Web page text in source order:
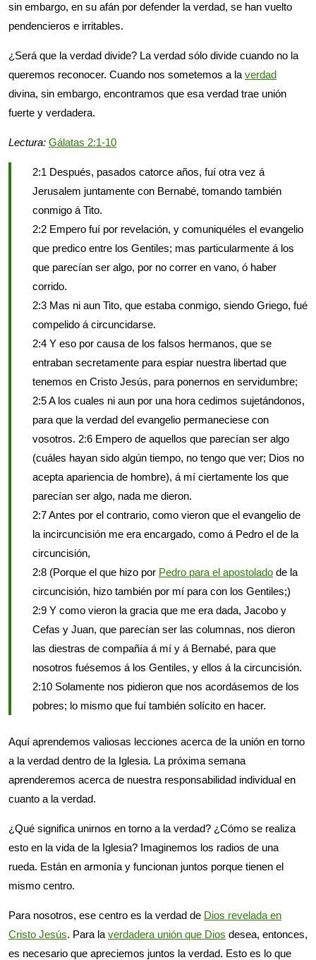
sin embargo, en su afán por defender la verdad, se han vuelto
pendencieros e irritables.
¿Será que la verdad divide? La verdad sólo divide cuando no la
queremos reconocer. Cuando nos sometemos a la verdad
divina, sin embargo, encontramos que esa verdad trae unión
fuerte y verdadera.
Lectura: Gálatas 2:1-10
2:1 Después, pasados catorce años, fuí otra vez á
Jerusalem juntamente con Bernabé, tomando también
conmigo á Tito.
2:2 Empero fuí por revelación, y comuniquéles el evangelio
que predico entre los Gentiles; mas particularmente á los
que parecían ser algo, por no correr en vano, ó haber
corrido.
2:3 Mas ni aun Tito, que estaba conmigo, siendo Griego, fué
compelido á circuncidarse.
2:4 Y eso por causa de los falsos hermanos, que se
entraban secretamente para espiar nuestra libertad que
tenemos en Cristo Jesús, para ponernos en servidumbre;
2:5 A los cuales ni aun por una hora cedimos sujetándonos,
para que la verdad del evangelio permaneciese con
vosotros. 2:6 Empero de aquellos que parecían ser algo
(cuáles hayan sido algún tiempo, no tengo que ver; Dios no
acepta apariencia de hombre), á mí ciertamente los que
parecían ser algo, nada me dieron.
2:7 Antes por el contrario, como vieron que el evangelio de
la incircuncisión me era encargado, como á Pedro el de la
circuncisión,
2:8 (Porque el que hizo por Pedro para el apostolado de la
circuncisión, hizo también por mí para con los Gentiles;)
2:9 Y como vieron la gracia que me era dada, Jacobo y
Cefas y Juan, que parecían ser las columnas, nos dieron
las diestras de compañía á mí y á Bernabé, para que
nosotros fuésemos á los Gentiles, y ellos á la circuncisión.
2:10 Solamente nos pidieron que nos acordásemos de los
pobres; lo mismo que fuí también solícito en hacer.
Aquí aprendemos valiosas lecciones acerca de la unión en torno
a la verdad dentro de la Iglesia. La próxima semana
aprenderemos acerca de nuestra responsabilidad individual en
cuanto a la verdad.
¿Qué significa unirnos en torno a la verdad? ¿Cómo se realiza
esto en la vida de la Iglesia? Imaginemos los radios de una
rueda. Están en armonía y funcionan juntos porque tienen el
mismo centro.
Para nosotros, ese centro es la verdad de Dios revelada en
Cristo Jesús. Para la verdadera unión que Dios desea, entonces,
es necesario que apreciemos juntos la verdad. Esto es lo que